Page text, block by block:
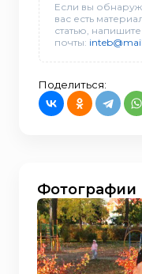
Если вы
вас есть
статью,
почты:
Поделиться:
Фотографии